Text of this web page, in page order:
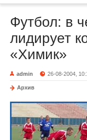
Футбол: в
лидирует
«Химик»
admin 26-08-2004,
Архив